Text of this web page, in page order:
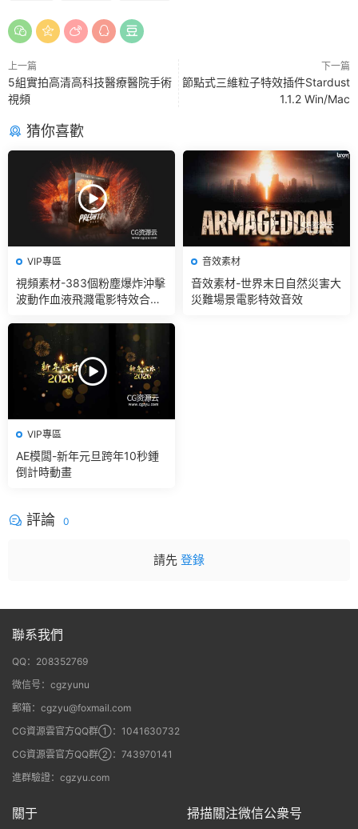
上一篇
5組實拍高清高科技醫療醫院手術
視頻
下一篇
節點式三維粒子特效插件Stardust
1.1.2 Win/Mac
猜你喜歡
VIP專區
視頻素材-383個粉塵爆炸沖擊
波動作血液飛濺電影特效合成
音效素材
音效素材-世界末日自然災害大
災難場景電影特效音效
VIP專區
AE模闆-新年元旦跨年10秒鍾
倒計時動畫
評論 0
請先 登錄
聯系我們
QQ：208352769
微信号：cgzyunu
郵箱：cgzyu@foxmail.com
CG資源雲官方QQ群①：1041630732
CG資源雲官方QQ群②：743970141
進群驗證：cgzyu.com
關于 掃描關注微信公衆号